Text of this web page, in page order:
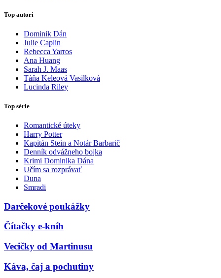
Top autori
Dominik Dán
Julie Caplin
Rebecca Yarros
Ana Huang
Sarah J. Maas
Táňa Keleová Vasilková
Lucinda Riley
Top série
Romantické úteky
Harry Potter
Kapitán Stein a Notár Barbarič
Denník odvážneho bojka
Krimi Dominika Dána
Učím sa rozprávať
Duna
Smradi
Darčekové poukážky
Čítačky e-kníh
Vecičky od Martinusu
Káva, čaj a pochutiny